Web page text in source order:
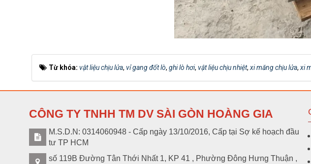
Từ khóa: vật liệu chịu lửa, vỉ gang đốt lò, ghi lò hơi, vật liệu chịu nhiệt, xi măng chịu lửa, xi
CÔNG TY TNHH TM DV SÀI GÒN HOÀNG GIA
M.S.D.N: 0314060948 - Cấp ngày 13/10/2016, Cấp tại Sợ kế hoạch đầu
tư TP HCM
số 119B Đường Tân Thới Nhất 1, KP 41 , Phường Đông Hưng Thuận ,